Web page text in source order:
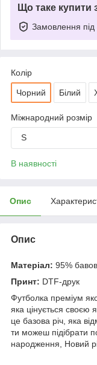
Що таке купити
Замовлення під
Колір
Чорний Білий
Міжнародний розмір
S
В наявності
Опис
Опис
Матеріал: 95%
Принт: DTF-друк
Футболка преміум
яка цінується своєю
це базова річ, яка
ти можеш підібрати
народження, Новий